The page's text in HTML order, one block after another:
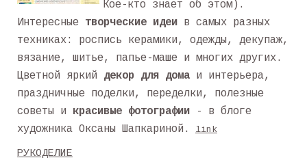
Кое-кто знает об этом).
Интересные творческие идеи в самых разных
техниках: роспись керамики, одежды, декупаж,
вязание, шитье, папье-маше и многих других.
Цветной яркий декор для дома и интерьера,
праздничные поделки, переделки, полезные
советы и красивые фотографии - в блоге
художника Оксаны Шапкариной.
link
РУКОДЕЛИЕ